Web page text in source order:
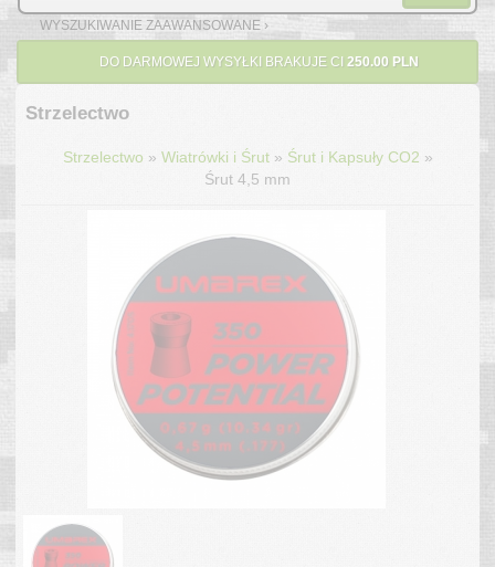
WYSZUKIWANIE ZAAWANSOWANE ›
DO DARMOWEJ WYSYŁKI BRAKUJE CI 250.00 PLN
Strzelectwo
Strzelectwo » Wiatrówki i Śrut» Śrut i Kapsuły CO2 »
Śrut 4,5 mm